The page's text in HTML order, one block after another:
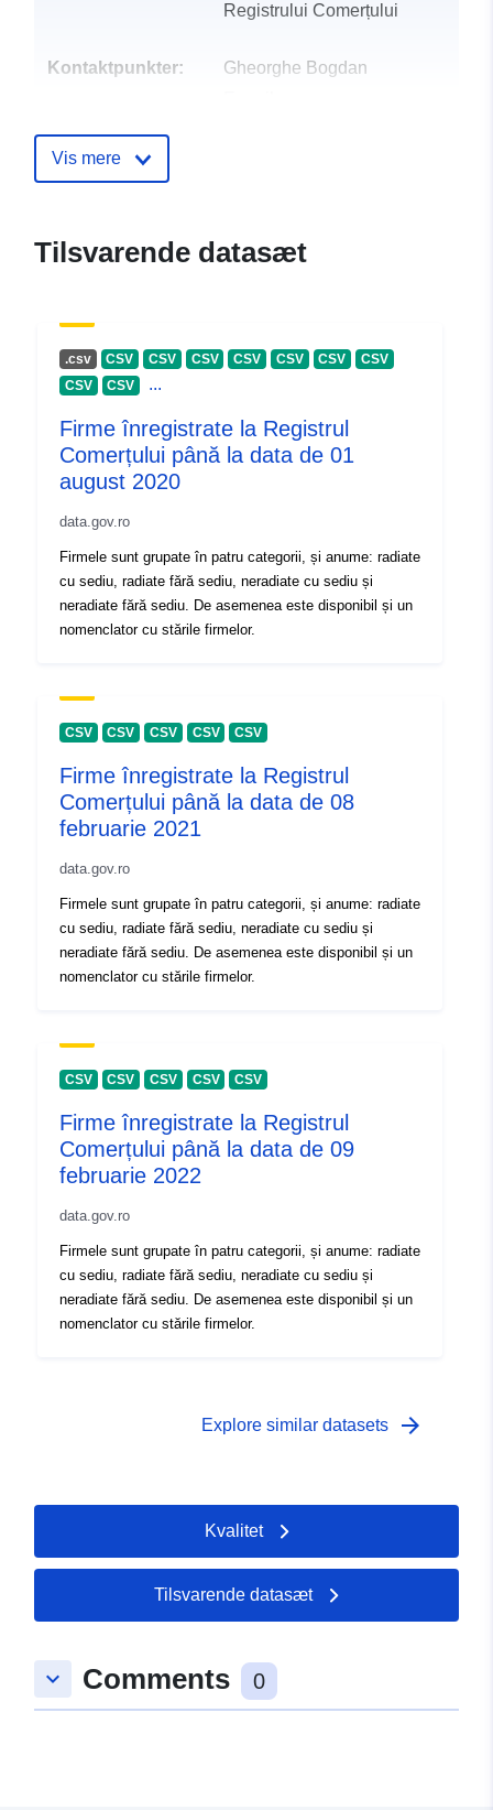
Registrului Comerțului
Kontaktpunkter:
Gheorghe Bogdan
Fortegnelse over
Opdateret på data.europa.eu:
28 July 2026
Identifikatorer:
37be1f34ad87
44c0-4cef-9bc2-37be1f34ad87
Vis mere
Tilsvarende datasæt
.csv CSV CSV CSV CSV CSV CSV
CSV
CSV
CSV ...
Firme înregistrate la Registrul
Comerțului până la data de 01
august 2020
data.gov.ro
Firmele sunt grupate în patru categorii, și anume: radiate
cu sediu, radiate fără sediu, neradiate cu sediu și
neradiate fără sediu. De asemenea este disponibil și un
nomenclator cu stările firmelor.
CSV CSV CSV CSV CSV
Firme înregistrate la Registrul
Comerțului până la data de 08
februarie 2021
data.gov.ro
Firmele sunt grupate în patru categorii, și anume: radiate
cu sediu, radiate fără sediu, neradiate cu sediu și
neradiate fără sediu. De asemenea este disponibil și un
nomenclator cu stările firmelor.
CSV CSV CSV CSV CSV
Firme înregistrate la Registrul
Comerțului până la data de 09
februarie 2022
data.gov.ro
Firmele sunt grupate în patru categorii, și anume: radiate
cu sediu, radiate fără sediu, neradiate cu sediu și
neradiate fără sediu. De asemenea este disponibil și un
nomenclator cu stările firmelor.
Explore similar datasets arrow_forward
Kvalitet
Tilsvarende datasæt
keyboard_arrow_down Comments 0